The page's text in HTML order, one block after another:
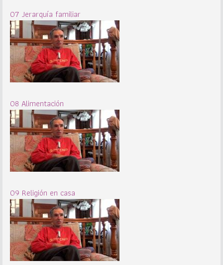
07 Jerarquía familiar
08 Alimentación
09 Religión en casa